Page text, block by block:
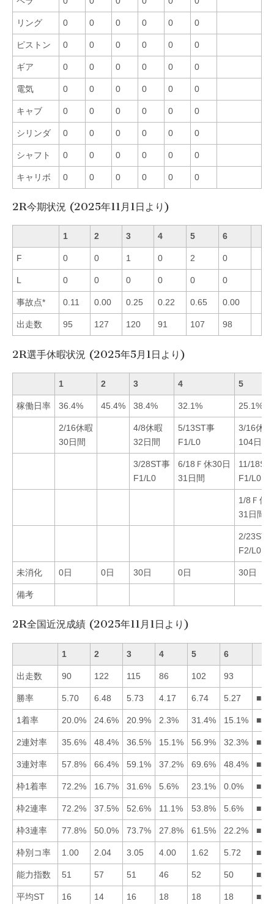
リング 0 0 0 0 0 0
ピストン 0 0 0 0 0 0
ギア 0 0 0 0 0 0
電気 0 0 0 0 0 0
キャブ 0 0 0 0 0 0
シリンダ 0 0 0 0 0 0
シャフト 0 0 0 0 0 0
キャリボ 0 0 0 0 0 0
2R今期状況 (2025年11月1日より)
1 2 3 4 5 6
F 0 0 1 0 2 0
L 0 0 0 0 0 0
事故点* 0.11 0.00 0.25 0.22 0.65 0.00
出走数 95 127 120 91 107 98
2R選手休暇状況 (2025年5月1日より)
1 2 3 4 5
稼働日率 36.4% 45.4% 38.4% 32.1% 25.1%
2/16休暇
30日間
4/8休暇
32日間
5/13ST事
F1/L0
3/16休暇
104日間
3/28ST事
F1/L0
6/18Ｆ休30日
31日間
11/18ST
F1/L0
1/8Ｆ休
31日間
2/23ST
F2/L0
未消化 0日 0日 30日 0日 30日
備考
2R全国近況成績 (2025年11月1日より)
1 2 3 4 5 6
出走数 90 122 115 86 102 93
勝率 5.70 6.48 5.73 4.17 6.74 5.27
1着率 20.0% 24.6% 20.9% 2.3% 31.4% 15.1%
2連対率 35.6% 48.4% 36.5% 15.1% 56.9% 32.3%
3連対率 57.8% 66.4% 59.1% 37.2% 69.6% 48.4%
枠1着率 72.2% 16.7% 31.6% 5.6% 23.1% 0.0%
枠2連率 72.2% 37.5% 52.6% 11.1% 53.8% 5.6%
枠3連率 77.8% 50.0% 73.7% 27.8% 61.5% 22.2%
枠別コ率 1.00 2.04 3.05 4.00 1.62 5.72
能力指数 51 57 51 46 52 50
平均ST 16 14 16 18 18 18